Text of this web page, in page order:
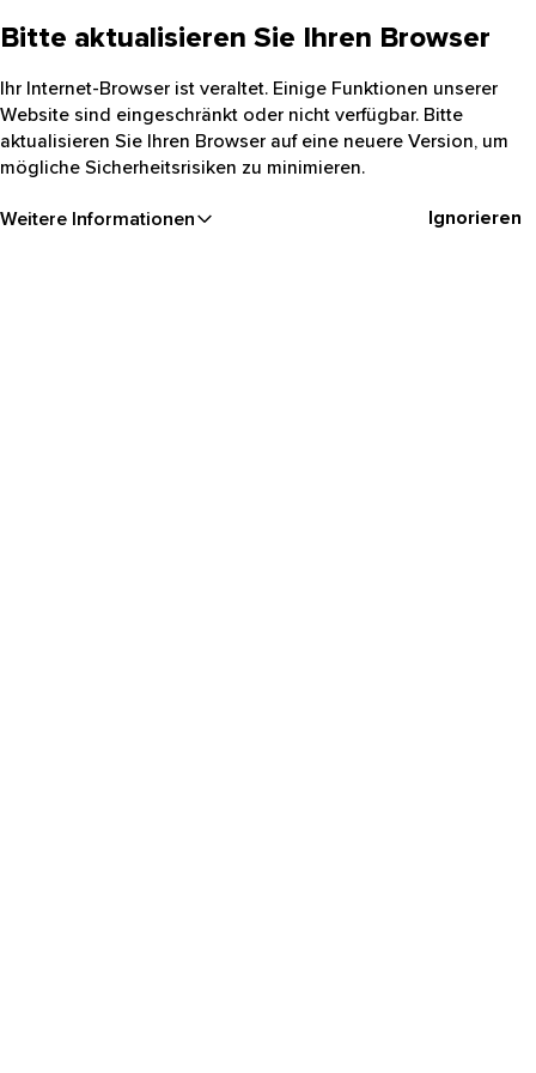
Bitte aktualisieren Sie Ihren Browser
Ihr Internet-Browser ist veraltet. Einige Funktionen unserer
Website sind eingeschränkt oder nicht verfügbar. Bitte
aktualisieren Sie Ihren Browser auf eine neuere Version, um
mögliche Sicherheitsrisiken zu minimieren.
Weitere Informationen Ignorieren